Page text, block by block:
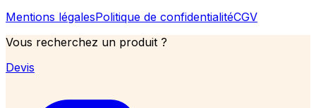
Mentions légalesPolitique de confidentialitéCGV
Vous recherchez un produit ?
Devis